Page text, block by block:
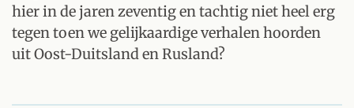
hier in de jaren zeventig en tachtig niet heel erg
tegen toen we gelijkaardige verhalen hoorden
uit Oost-Duitsland en Rusland?